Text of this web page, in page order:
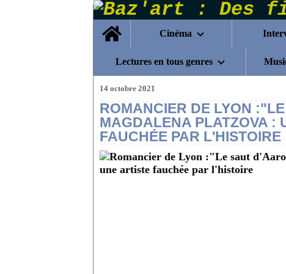
Home
Cinéma
Lectures en tous genres
14 octobre 2021
ROMANCIER DE LYON
MAGDALENA PLATZOVA :
FAUCHÉE PAR L'HISTOIRE